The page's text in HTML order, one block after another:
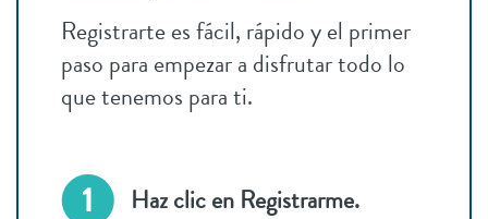
Registrarte es fácil, rápido y el primer
paso para empezar a disfrutar todo lo
que tenemos para ti.
Haz clic en Registrarme.